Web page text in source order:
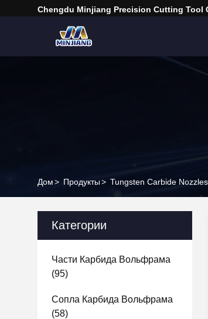
Chengdu Minjiang Precision Cutting Tool
Дом> Продукты> Tungsten Carbide
Категории
Части Карбида Вольфрама
(95)
Сопла Карбида Вольфрама
(58)